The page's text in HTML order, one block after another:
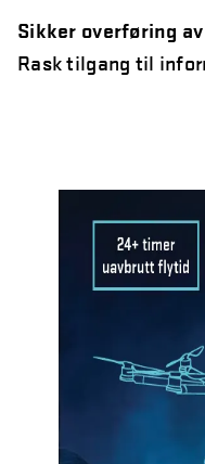
Sikker overføring
Rask tilgang til